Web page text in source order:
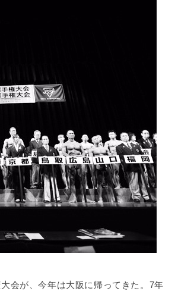
会が、今年は大阪に帰ってきた。7年